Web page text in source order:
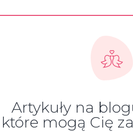
Artykuły na
które mogą Cię